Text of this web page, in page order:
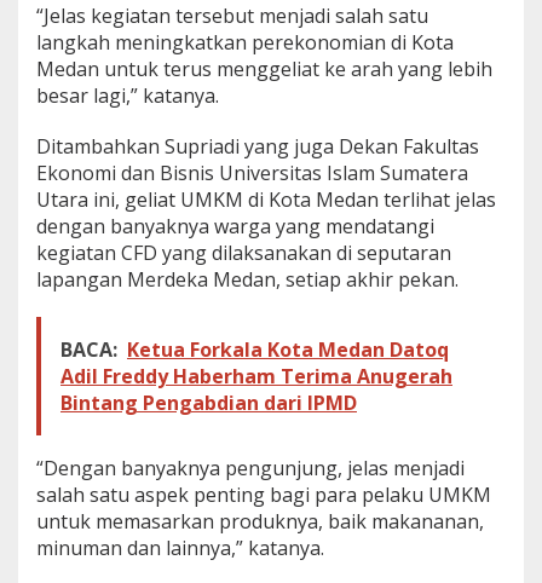
i
K
o
t
a
e
d
a
n
“Jelas kegiatan tersebut menjadi salah satu
langkah meningkatkan perekonomian di Kota
Medan untuk terus menggeliat ke arah yang lebih
besar lagi,” katanya.
Ditambahkan Supriadi yang juga Dekan Fakultas
Ekonomi dan Bisnis Universitas Islam Sumatera
Utara ini, geliat UMKM di Kota Medan terlihat jelas
dengan banyaknya warga yang mendatangi
kegiatan CFD yang dilaksanakan di seputaran
lapangan Merdeka Medan, setiap akhir pekan.
BACA: Ketua Forkala Kota Medan Datoq
Adil Freddy Haberham Terima Anugerah
Bintang Pengabdian dari IPMD
“Dengan banyaknya pengunjung, jelas menjadi
salah satu aspek penting bagi para pelaku UMKM
untuk memasarkan produknya, baik makananan,
minuman dan lainnya,” katanya.